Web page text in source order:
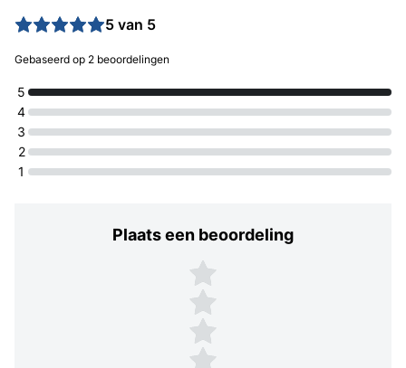
5 van 5
Gebaseerd op 2 beoordelingen
5
4
3
2
1
Plaats een beoordeling
Plaats een beoordeling
5 sterren
4 sterren
3 sterren
2 sterren